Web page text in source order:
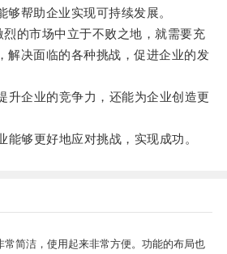
够帮助企业实现可持续发展。
的市场中立于不败之地，就需要充
解决面临的各种挑战，促进企业的发
企业的竞争力，还能为企业创造更
够更好地应对挑战，实现成功。
常简洁，使用起来非常方便。功能的布局也